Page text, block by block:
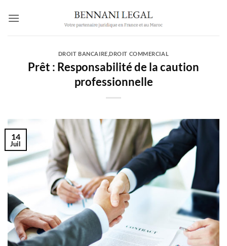
DROIT BANCAIRE ,DROIT COMMERCIAL
Prêt : Responsabilité de la caution
professionnelle
14
Juil